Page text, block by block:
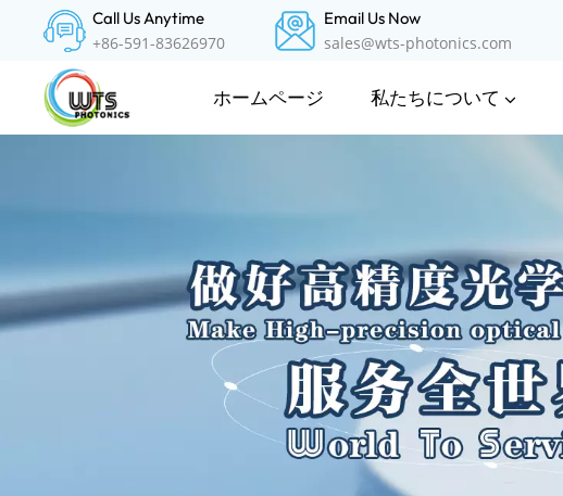
Call Us Anytime
+86-591-83626970
Email Us Now
sales@wts-photonics.com
ホームページ 私たちについて